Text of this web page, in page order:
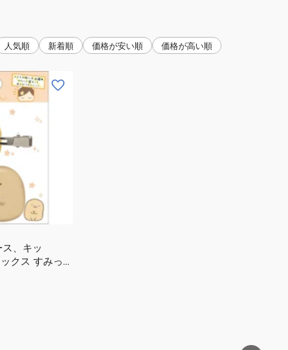
人気順 新着順 価格が安い順 価格が高い順
、キッ
クス すみっコ
FE34404